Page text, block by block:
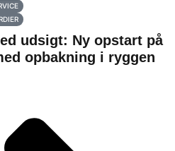
udsigt: Ny opstart på
opbakning i ryggen